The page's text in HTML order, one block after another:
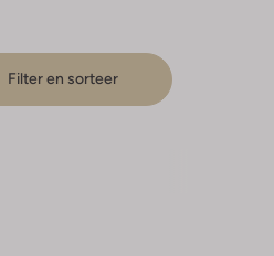
Filter en sorteer